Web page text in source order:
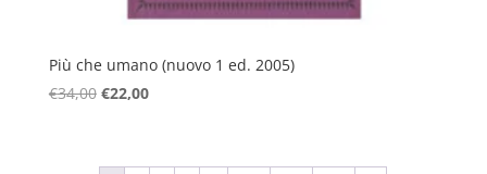
Più che umano (nuovo 1 ed. 2005)
€34,00 Il
era:
€22,00Il
è: